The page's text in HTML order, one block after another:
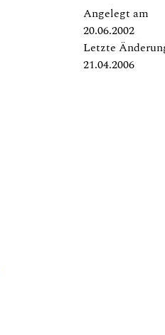
Angelegt am
20.06.2002
Letzte
21.04.2006